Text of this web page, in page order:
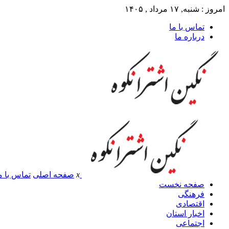
امروز : شنبه, ۱۷ مرداد , ۱۴۰۵
تماس با ما
درباره ما
x صفحه اصلی تماس با
صفحه نخست
فرهنگی
اقتصادی
اخبار استان
اجتماعی